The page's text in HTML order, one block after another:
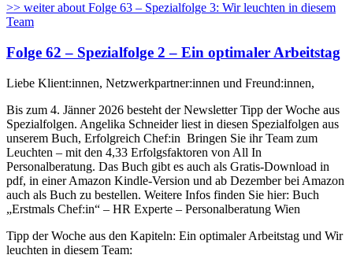
>> weiterabout Folge 63 – Spezialfolge 3: Wir leuchten in diesem
Team
Folge 62 – Spezialfolge 2 – Ein optimaler Arbeitstag
Liebe Klient:innen, Netzwerkpartner:innen und Freund:innen,
Bis zum 4. Jänner 2026 besteht der Newsletter Tipp der Woche aus
Spezialfolgen. Angelika Schneider liest in diesen Spezialfolgen aus
unserem Buch, Erfolgreich Chef:in Bringen Sie ihr Team zum
Leuchten – mit den 4,33 Erfolgsfaktoren von All In
Personalberatung. Das Buch gibt es auch als Gratis-Download in
pdf, in einer Amazon Kindle-Version und ab Dezember bei Amazon
auch als Buch zu bestellen. Weitere Infos finden Sie hier: Buch
„Erstmals Chef:in“ – HR Experte – Personalberatung Wien
Tipp der Woche aus den Kapiteln: Ein optimaler Arbeitstag und Wir
leuchten in diesem Team: